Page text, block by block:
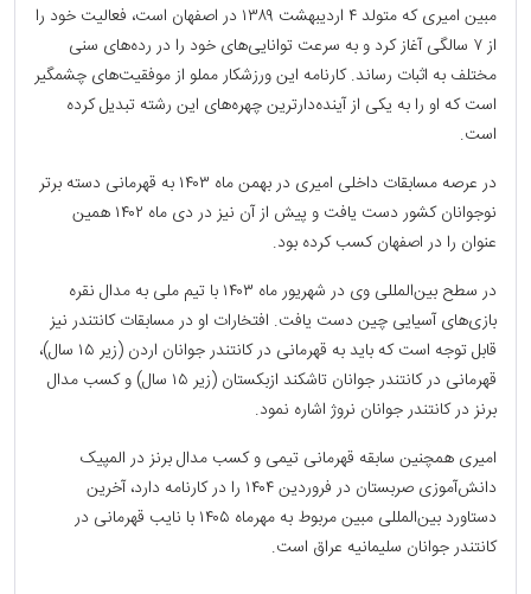
مبین امیری که متولد ۴ اردیبهشت ۱۳۸۹ در اصفهان است، فعالیت خود را
از ۷ سالگی آغاز کرد و به سرعت توانایی‌های خود را در رده‌های سنی
مختلف به اثبات رساند. کارنامه این ورزشکار مملو از موفقیت‌های چشمگیر
است که او را به یکی از آینده‌دارترین چهره‌های این رشته تبدیل کرده
است.
در عرصه مسابقات داخلی امیری در بهمن ماه ۱۴۰۳ به قهرمانی دسته برتر
نوجوانان کشور دست یافت و پیش از آن نیز در دی ماه ۱۴۰۲ همین
عنوان را در اصفهان کسب کرده بود.
در سطح بین‌المللی وی در شهریور ماه ۱۴۰۳ با تیم ملی به مدال نقره
بازی‌های آسیایی چین دست یافت. افتخارات او در مسابقات کانتندر نیز
قابل توجه است که باید به قهرمانی در کانتندر جوانان اردن (زیر ۱۵ سال)،
قهرمانی در کانتندر جوانان تاشکند ازبکستان (زیر ۱۵ سال) و کسب مدال
برنز در کانتندر جوانان نروژ اشاره نمود.
امیری همچنین سابقه قهرمانی تیمی و کسب مدال برنز در المپیک
دانش‌آموزی صربستان در فروردین ۱۴۰۴ را در کارنامه دارد، آخرین
دستاورد بین‌المللی مبین مربوط به مهرماه ۱۴۰۵ با نایب قهرمانی در
کانتندر جوانان سلیمانیه عراق است.